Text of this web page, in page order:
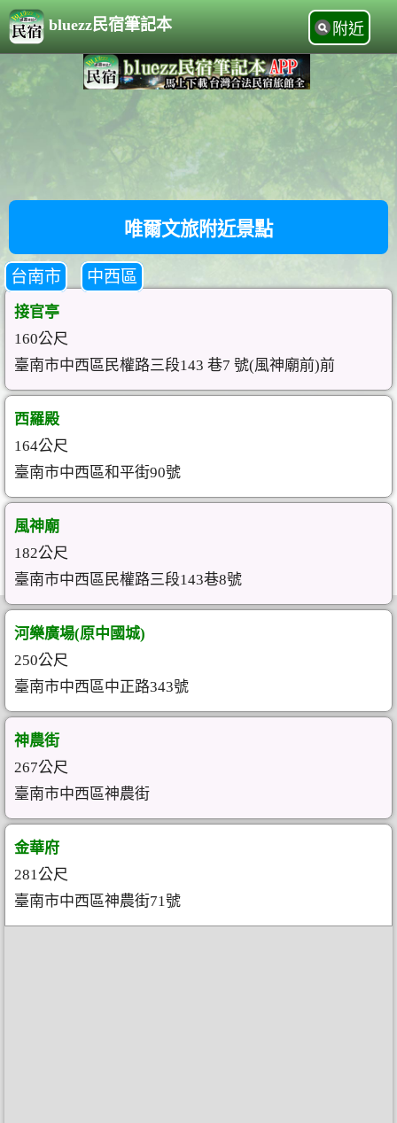
bluezz民宿筆記本 附近
唯爾文旅附近景點
台南市 中西區
接官亭
160公尺
臺南市中西區民權路三段143 巷7 號(風神廟前)前
西羅殿
164公尺
臺南市中西區和平街90號
風神廟
182公尺
臺南市中西區民權路三段143巷8號
河樂廣場(原中國城)
250公尺
臺南市中西區中正路343號
神農街
267公尺
臺南市中西區神農街
金華府
281公尺
臺南市中西區神農街71號